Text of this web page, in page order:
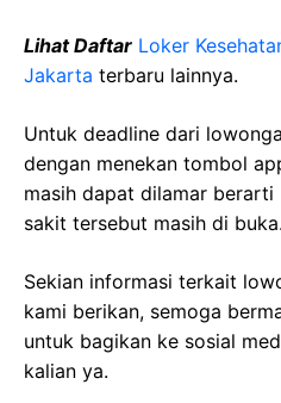
Lihat Daftar Loker
Jakarta terbaru lainnya.
Untuk deadline dari
dengan menekan tombol
masih dapat dilamar
sakit tersebut masih di buka.
Sekian informasi terkait
kami berikan, semoga
untuk bagikan ke sosial
kalian ya.